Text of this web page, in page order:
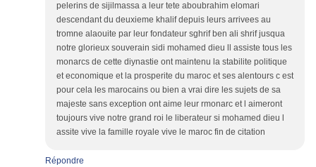
pelerins de sijilmassa a leur tete aboubrahim elomari
descendant du deuxieme khalif depuis leurs arrivees au
tromne alaouite par leur fondateur sghrif ben ali shrif jusqua
notre glorieux souverain sidi mohamed dieu ll assiste tous les
monarcs de cette diynastie ont maintenu la stabilite politique
et economique et la prosperite du maroc et ses alentours c est
pour cela les marocains ou bien a vrai dire les sujets de sa
majeste sans exception ont aime leur rmonarc et l aimeront
toujours vive notre grand roi le liberateur si mohamed dieu l
assite vive la famille royale vive le maroc fin de citation
Répondre